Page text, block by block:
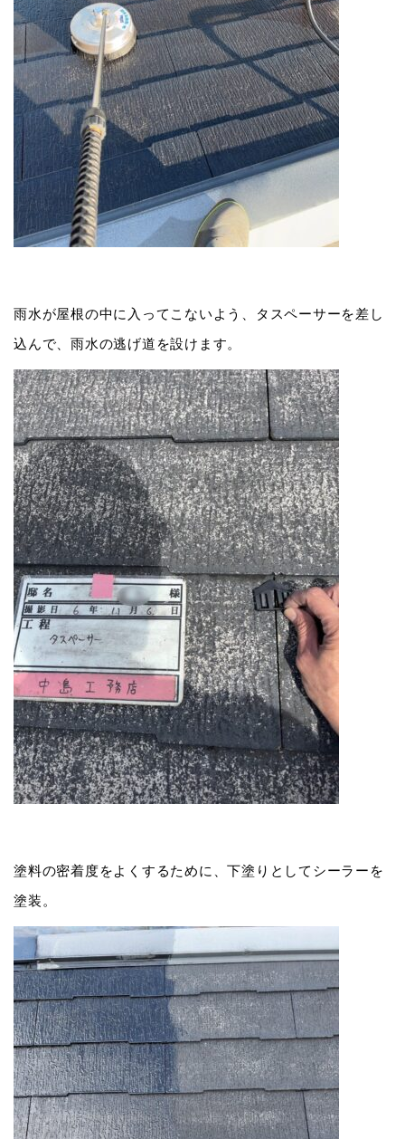
雨水が屋根の中に入ってこないよう、タスペーサーを差し
込んで、雨水の逃げ道を設けます。
塗料の密着度をよくするために、下塗りとしてシーラーを
塗装。